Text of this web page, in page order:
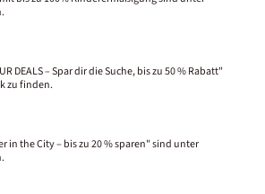
DEALS – Spar dir die Suche, bis zu 50 % Rabatt"
zu finden.
in the City – bis zu 20 % sparen" sind unter